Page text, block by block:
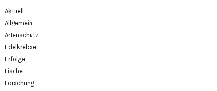
Aktuell
Allgemein
Artenschutz
Edelkrebse
Erfolge
Fische
Forschung